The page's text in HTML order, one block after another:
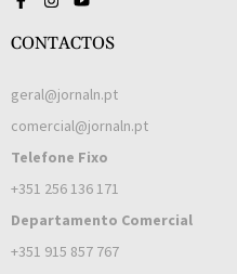
CONTACTOS
geral@jornaln.pt
comercial@jornaln.pt
Telefone Fixo
+351 256 136 171
Departamento Comercial
+351 915 857 767